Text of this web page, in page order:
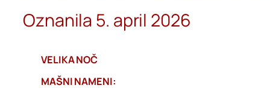
Oznanila 5. april 2026
VELIKA NOČ
MAŠNI NAMENI: